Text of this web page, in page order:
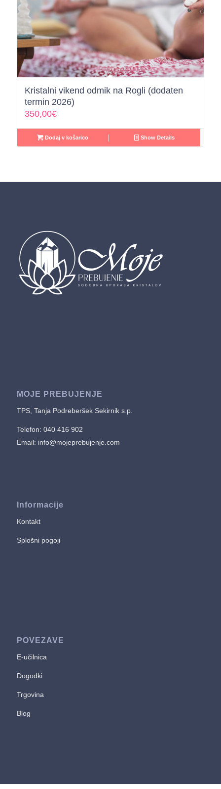
Kristalni vikend odmik na Rogli (dodaten
termin 2026)
350,00€
Dodaj v košarico Show Details
MOJE PREBUJENJE
TPS, Tanja Podreberšek Sekirnik s.p.
Telefon: 040 416 902
Email: info@mojeprebujenje.com
Informacije
Kontakt
Splošni pogoji
POVEZAVE
E-učilnica
Dogodki
Trgovina
Blog